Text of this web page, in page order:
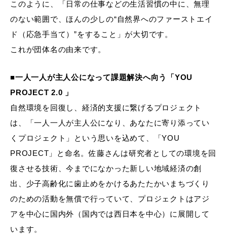
このように、「日常の仕事などの生活習慣の中に、無理
のない範囲で、ほんの少しの“自然界へのファーストエイ
ド（応急手当て）”をすること」が大切です。
これが団体名の由来です。
■一人一人が主人公になって課題解決へ向う「YOU
PROJECT 2.0 」
自然環境を回復し、経済的支援に繋げるプロジェクト
は、「一人一人が主人公になり、あなたに寄り添ってい
くプロジェクト」という思いを込めて、「YOU
PROJECT」と命名。佐藤さんは研究者としての環境を回
復させる技術、今までになかった新しい地域経済の創
出、少子高齢化に歯止めをかけるあたたかいまちづくり
のための活動を無償で行っていて、プロジェクトはアジ
アを中心に国内外（国内では西日本を中心）に展開して
います。